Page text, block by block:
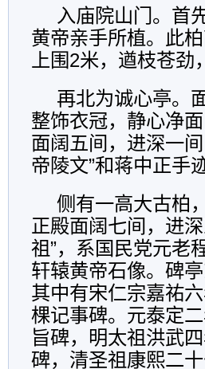
入庙院山门。首
黄帝亲手所植。此
上围2米，遒枝苍劲
再北为诚心亭。
整饰衣冠，静心净
面阔五间，进深一
帝陵文”和蒋中正手
侧有一高大古柏
正殿面阔七间，进
祖”，系国民党元老
轩辕黄帝石像。碑
其中有宋仁宗嘉祐
棵记事碑。元泰定
旨碑，明太祖洪武
碑，清圣祖康熙二